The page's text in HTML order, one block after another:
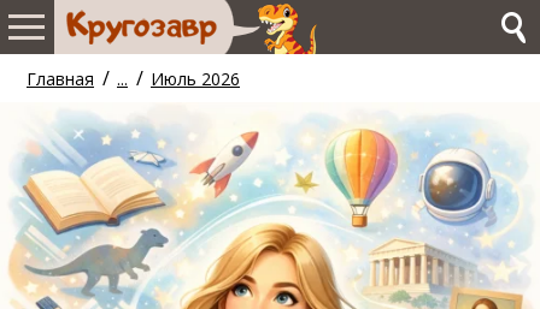
Главная / ... / Июль 2026